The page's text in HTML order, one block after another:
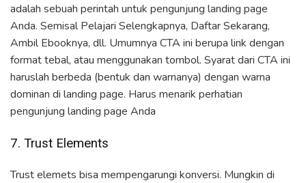
adalah sebuah perintah untuk pengunjung landing page
Anda. Semisal Pelajari Selengkapnya, Daftar Sekarang,
Ambil Ebooknya, dll. Umumnya CTA ini berupa link dengan
format tebal, atau menggunakan tombol. Syarat dari CTA ini
haruslah berbeda (bentuk dan warnanya) dengan warna
dominan di landing page. Harus menarik perhatian
pengunjung landing page Anda
7. Trust Elements
Trust elemets bisa mempengarungi konversi. Mungkin di